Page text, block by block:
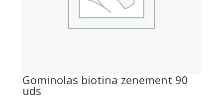
Gominolas biotina zenement 90
uds